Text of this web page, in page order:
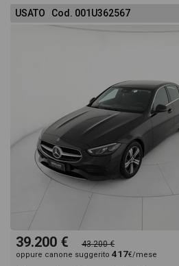
USATO Cod. 001U362567
39.200 € 43.200 €
oppure canone suggerito 417€/mese